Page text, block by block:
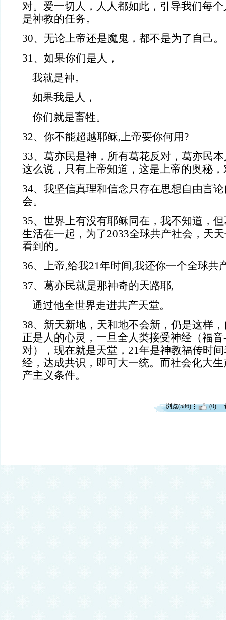
对。爱一切人，人人都如此，引导我们每
是神教的任务。
30、无论上帝还是魔鬼，都不是为了自己。
31、如果你们是人，
我就是神。
如果我是人，
你们就是畜牲。
32、你不能超越耶稣,上帝要你何用?
33、葛亦民是神，所有葛花反对，葛亦民
这么说，只有上帝知道，这是上帝的奥秘
34、我坚信真理和信念只存在思想自由言
会。
35、世界上有没有耶稣同在，我不知道，
生活在一起，为了2033全球共产社会，天
看到的。
36、上帝,给我21年时间,我还你一个全球共
37、葛亦民就是那神奇的天路耶,
通过他全世界走进共产天堂。
38、新天新地，天和地不会新，仍是这样
正是人的心灵，一旦全人类接受神经（福
对），现在就是天堂，21年是神教福传时
经，达成共识，即可大一统。而社会化大
产主义条件。
浏览(586) (0)